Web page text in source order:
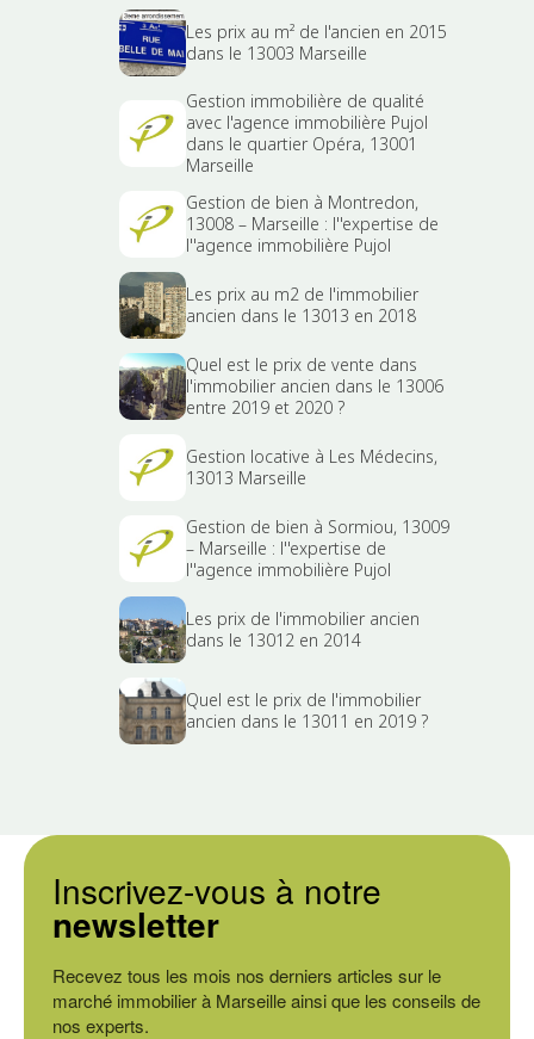
Les prix au m² de l'ancien en 2015
dans le 13003 Marseille
Gestion immobilière de qualité
avec l'agence immobilière Pujol
dans le quartier Opéra, 13001
Marseille
Gestion de bien à Montredon,
13008 – Marseille : l''expertise de
l''agence immobilière Pujol
Les prix au m2 de l'immobilier
ancien dans le 13013 en 2018
Quel est le prix de vente dans
l'immobilier ancien dans le 13006
entre 2019 et 2020 ?
Gestion locative à Les Médecins,
13013 Marseille
Gestion de bien à Sormiou, 13009
– Marseille : l''expertise de
l''agence immobilière Pujol
Les prix de l'immobilier ancien
dans le 13012 en 2014
Quel est le prix de l'immobilier
ancien dans le 13011 en 2019 ?
Inscrivez-vous à notre
newsletter
Recevez tous les mois nos derniers articles sur le
marché immobilier à Marseille ainsi que les conseils de
nos experts.